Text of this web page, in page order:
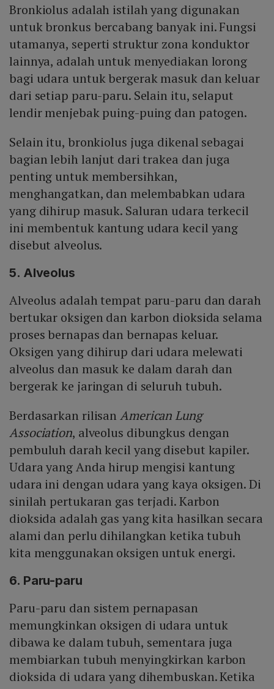
Bronkiolus adalah istilah yang digunakan
untuk bronkus bercabang banyak ini. Fungsi
utamanya, seperti struktur zona konduktor
lainnya, adalah untuk menyediakan lorong
bagi udara untuk bergerak masuk dan keluar
dari setiap paru-paru. Selain itu, selaput
lendir menjebak puing-puing dan patogen.
Selain itu, bronkiolus juga dikenal sebagai
bagian lebih lanjut dari trakea dan juga
penting untuk membersihkan,
menghangatkan, dan melembabkan udara
yang dihirup masuk. Saluran udara terkecil
ini membentuk kantung udara kecil yang
disebut alveolus.
5. Alveolus
Alveolus adalah tempat paru-paru dan darah
bertukar oksigen dan karbon dioksida selama
proses bernapas dan bernapas keluar.
Oksigen yang dihirup dari udara melewati
alveolus dan masuk ke dalam darah dan
bergerak ke jaringan di seluruh tubuh.
Berdasarkan rilisan American Lung
Association, alveolus dibungkus dengan
pembuluh darah kecil yang disebut kapiler.
Udara yang Anda hirup mengisi kantung
udara ini dengan udara yang kaya oksigen. Di
sinilah pertukaran gas terjadi. Karbon
dioksida adalah gas yang kita hasilkan secara
alami dan perlu dihilangkan ketika tubuh
kita menggunakan oksigen untuk energi.
6. Paru-paru
Paru-paru dan sistem pernapasan
memungkinkan oksigen di udara untuk
dibawa ke dalam tubuh, sementara juga
membiarkan tubuh menyingkirkan karbon
dioksida di udara yang dihembuskan. Ketika